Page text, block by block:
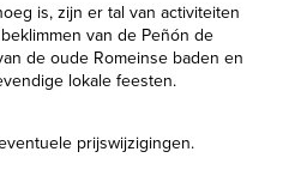
is, zijn er tal van activiteiten
van de Peñón de
de oude Romeinse baden en
lokale feesten.
prijswijzigingen.